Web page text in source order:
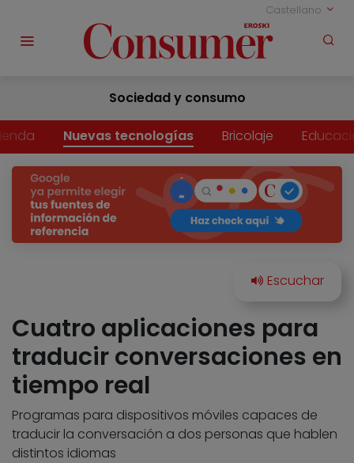
Castellano
Sociedad y consumo
Nuevas tecnologías Bricolaje
Cuatro aplicaciones para
traducir conversaciones en
tiempo real
Programas para dispositivos móviles capaces de
traducir la conversación a dos personas que hablen
distintos idiomas